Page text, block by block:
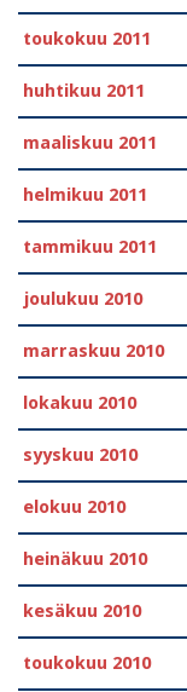
toukokuu 2011
huhtikuu 2011
maaliskuu 2011
helmikuu 2011
tammikuu 2011
joulukuu 2010
marraskuu 2010
lokakuu 2010
syyskuu 2010
elokuu 2010
heinäkuu 2010
kesäkuu 2010
toukokuu 2010